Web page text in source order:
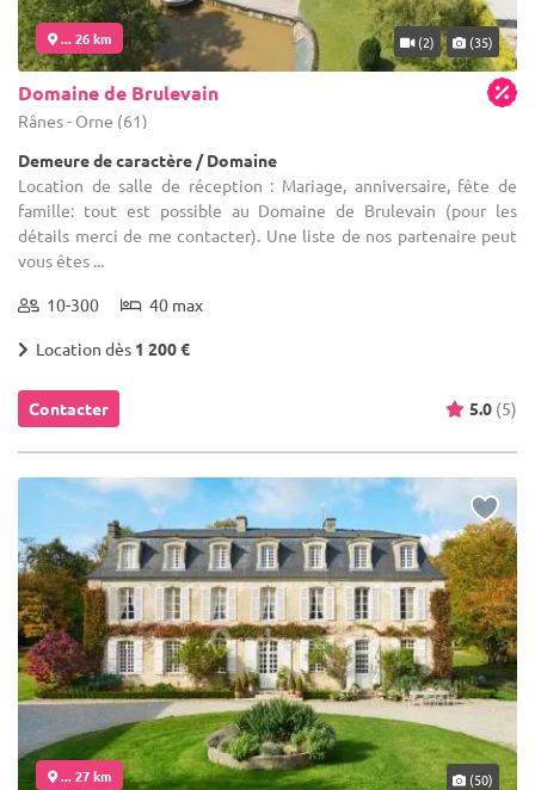
... 26 km (2) (35)
Domaine de Brulevain
Rânes - Orne (61)
Demeure de caractère / Domaine
Location de salle de réception : Mariage, anniversaire, fête de
famille: tout est possible au Domaine de Brulevain (pour les
détails merci de me contacter). Une liste de nos partenaire peut
vous êtes ...
10-300 40 max
Location dès 1 200 €
Contacter 5.0 (5)
... 27 km (50)